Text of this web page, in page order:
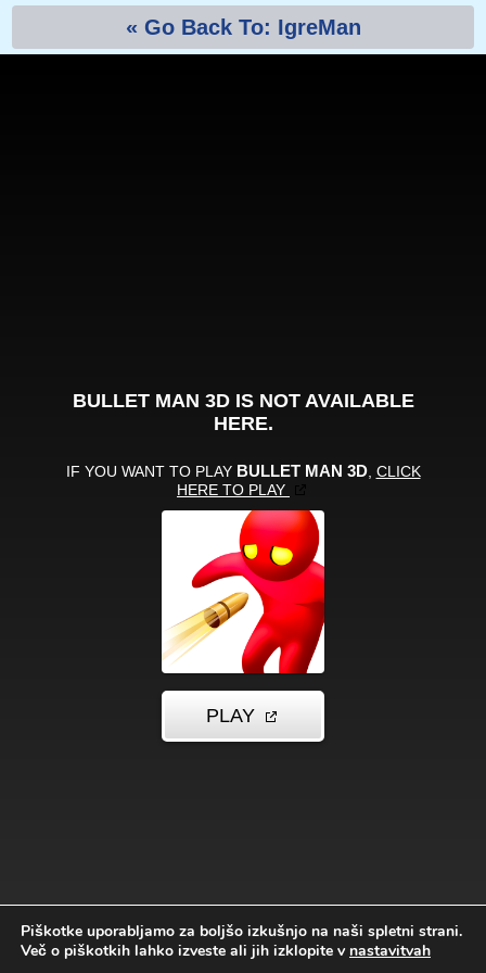
« Go Back To: IgreMan
Piškotke uporabljamo za boljšo izkušnjo na naši spletni strani.
Več o piškotkih lahko izveste ali jih izklopite v nastavitvah